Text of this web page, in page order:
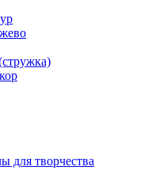
для творчества